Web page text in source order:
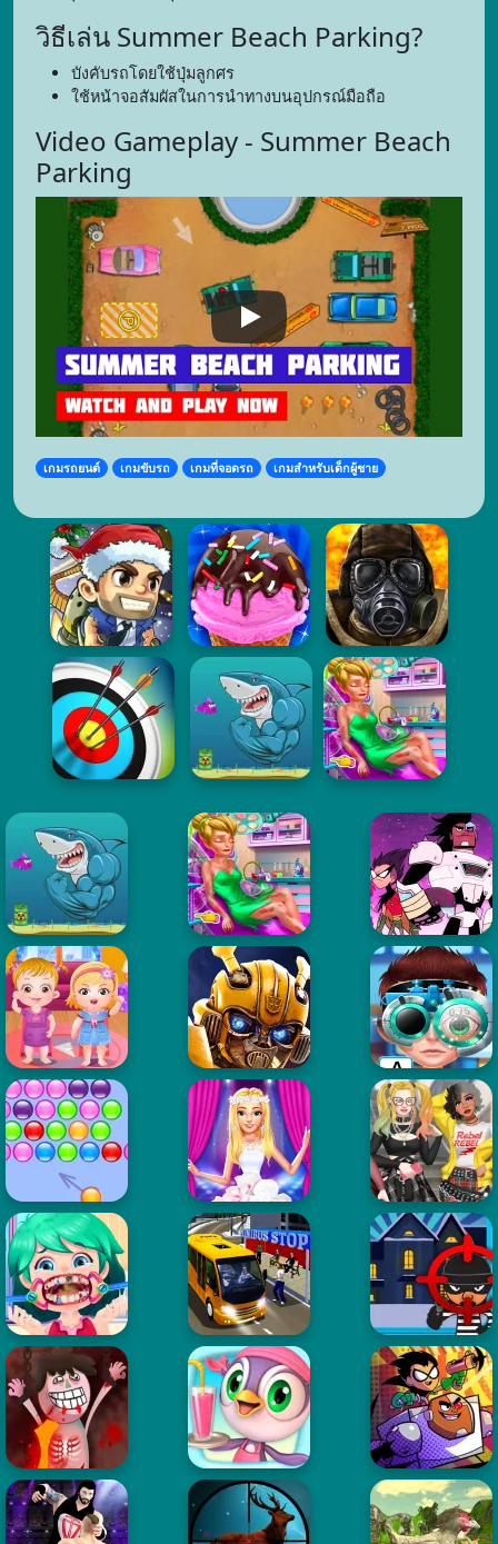
วิธีเล่น Summer Beach Parking?
บังคับรถโดยใช้ปุ่มลูกศร
ใช้หน้าจอสัมผัสในการนำทางบนอุปกรณ์มือถือ
Video Gameplay - Summer Beach
Parking
เกมรถยนต์ เกมขับรถ เกมที่จอดรถ เกมสำหรับเด็กผู้ชาย